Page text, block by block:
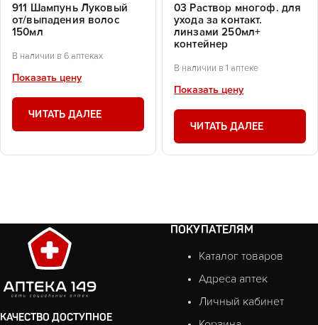
911 Шампунь Луковый
от/выпадения волос
150мл
В наличии в 6 аптеках
Показать цену
ЧИТАТЬ ДАЛЕЕ
03 Раствор многоф. для
ухода за контакт.
линзами 250мл+
контейнер
В наличии в 1 аптеке
Показать цену
ЧИТАТЬ ДАЛЕЕ
КАЧЕСТВО ДОСТУПНОЕ
ПОКУПАТЕЛЯМ
Каталог товаров
Адреса аптек
Личный кабинет